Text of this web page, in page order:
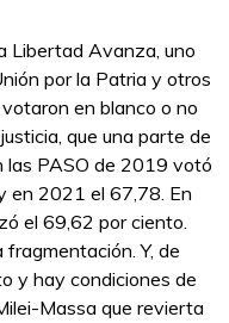
Libertad Avanza, uno
por la Patria y otros
en blanco o no
que una parte de
las PASO de 2019 votó
en 2021 el 67,78. En
el 69,62 por ciento.
Y, de
y hay condiciones de
Massa que revierta